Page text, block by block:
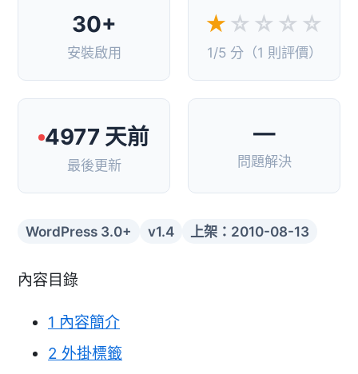
30+
安裝啟用
★ ☆☆☆☆
1/5 分（1 則評價）
4977 天前
最後更新
—
問題解決
WordPress 3.0+ v1.4 上架：2010-08-13
內容目錄
1 內容簡介
2 外掛標籤